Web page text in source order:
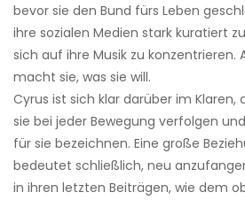
bevor sie den Bund fürs Leben
ihre sozialen Medien stark kuratiert
sich auf ihre Musik zu konzentrieren.
macht sie, was sie will.
Cyrus ist sich klar darüber im Klaren,
sie bei jeder Bewegung verfolgen
für sie bezeichnen. Eine große
bedeutet schließlich, neu
in ihren letzten Beiträgen, wie dem